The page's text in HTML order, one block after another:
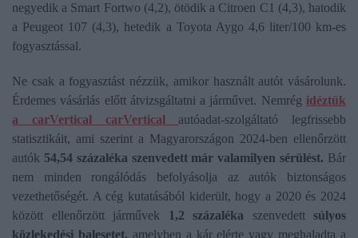
negyedik a Smart Fortwo (4,2), ötödik a Citroen C1 (4,3), hatodik
a Peugeot 107 (4,3), hetedik a Toyota Aygo 4,6 liter/100 km-es
fogyasztással.
Ne csak a fogyasztást nézzük, amikor használt autót vásárolunk.
Érdemes vásárlás előtt átvizsgáltatni a járművet. Nemrég idéztük
a carVertical carVertical autóadat-szolgáltató legfrissebb
statisztikáit, ami szerint a Magyarországon 2024-ben ellenőrzött
autók 54,54 százaléka szenvedett már valamilyen sérülést. Bár
nem minden rongálódás befolyásolja az autók biztonságos
vezethetőségét. A cég kutatásából kiderült, hogy a 2020 és 2024
között ellenőrzött járművek 1,2 százaléka szenvedett súlyos
közlekedési balesetet, amelyben a kár elérte vagy meghaladta a